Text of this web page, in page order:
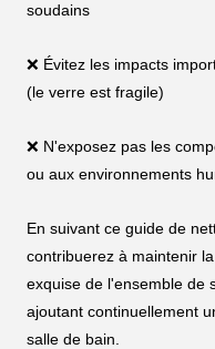
soudains
❌ Évitez les impacts
(le verre est fragile)
❌ N'exposez pas les
ou aux environnements
En suivant ce guide de
contribuerez à maintenir
exquise de l'ensemble de
ajoutant continuellement
salle de bain.